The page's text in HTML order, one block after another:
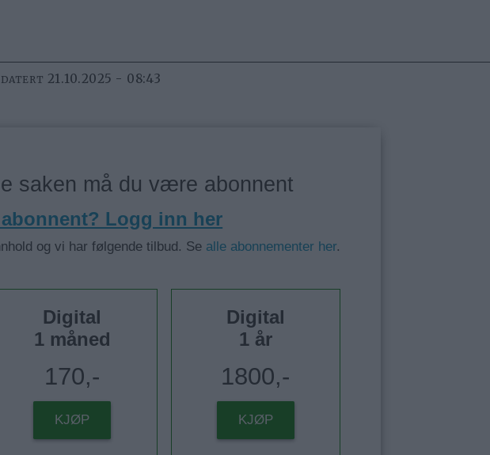
21.10.2025 - 08:43
saken må du være abonnent
Logg inn her
og vi har følgende tilbud. Se alle abonnementer her.
Digital
1 måned
170,-
KJØP
Digital
1 år
1800,-
KJØP